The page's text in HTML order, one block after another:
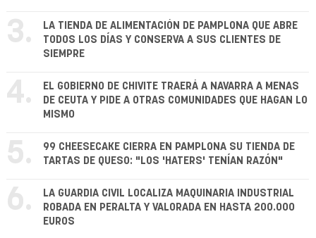
3.
LA TIENDA DE ALIMENTACIÓN DE PAMPLONA QUE ABRE
TODOS LOS DÍAS Y CONSERVA A SUS CLIENTES DE
SIEMPRE
4.
EL GOBIERNO DE CHIVITE TRAERÁ A NAVARRA A MENAS
DE CEUTA Y PIDE A OTRAS COMUNIDADES QUE HAGAN LO
MISMO
5.
99 CHEESECAKE CIERRA EN PAMPLONA SU TIENDA DE
TARTAS DE QUESO: "LOS 'HATERS' TENÍAN RAZÓN"
6.
LA GUARDIA CIVIL LOCALIZA MAQUINARIA INDUSTRIAL
ROBADA EN PERALTA Y VALORADA EN HASTA 200.000
EUROS